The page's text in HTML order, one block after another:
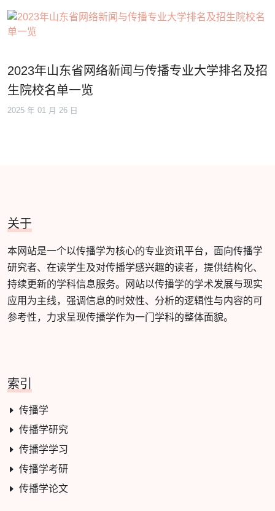
2023年山东省网络新闻与传播专业大学排名及招
生院校名单一览
2025 年 01 月 26 日
关于
本网站是一个以传播学为核心的专业资讯平台，面向传播学
研究者、在读学生及对传播学感兴趣的读者，提供结构化、
持续更新的学科信息服务。网站以传播学的学术发展与现实
应用为主线，强调信息的时效性、分析的逻辑性与内容的可
参考性，力求呈现传播学作为一门学科的整体面貌。
索引
传播学
传播学研究
传播学学习
传播学考研
传播学论文